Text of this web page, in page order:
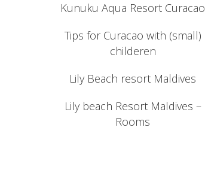
Kunuku Aqua Resort Curacao
Tips for Curacao with (small)
childeren
Lily Beach resort Maldives
Lily beach Resort Maldives –
Rooms